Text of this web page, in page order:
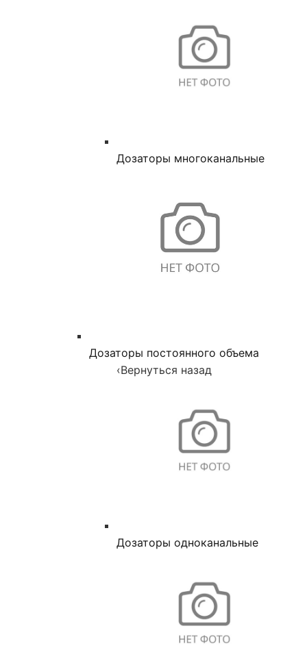
Дозаторы многоканальные
Дозаторы постоянного объема
‹Вернуться назад
Дозаторы одноканальные